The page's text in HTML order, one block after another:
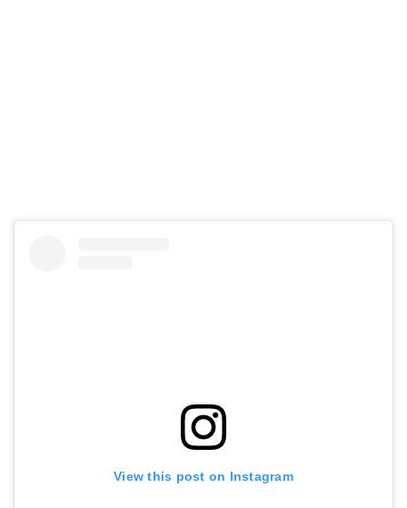
View this post on Instagram